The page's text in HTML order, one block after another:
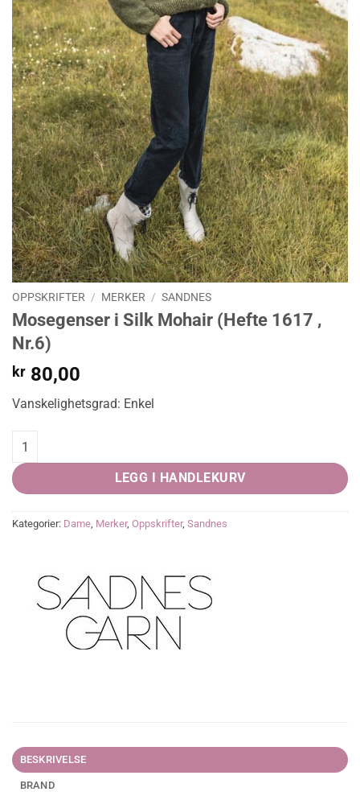
OPPSKRIFTER / MERKER / SANDNES
Mosegenser i Silk Mohair (Hefte 1617 ,
Nr.6)
kr 80,00
Vanskelighetsgrad: Enkel
Mosegenser i Silk Mohair (Hefte 1617 , Nr.6) quantity
LEGG I HANDLEKURV
Kategorier: Dame, Merker, Oppskrifter, Sandnes
BESKRIVELSE
BRAND